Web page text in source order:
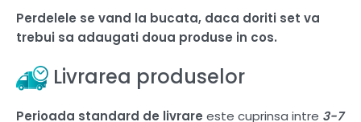
Perdelele se vand la bucata, daca doriti set va
trebui sa adaugati doua produse in cos.
Livrarea produselor
Perioada standard de livrare este cuprinsa intre 3-7